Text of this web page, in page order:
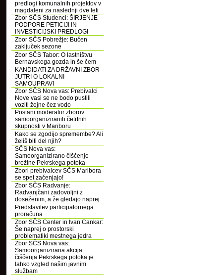
predlogi komunalnih projektov v
magdaleni za naslednji dve leti
Zbor SČS Studenci: ŠIRJENJE
PODPORE PETICIJI IN
INVESTICIJSKI PREDLOGI
Zbor SČS Pobrežje: Bučen
zaključek sezone
Zbor SČS Tabor: O lastništvu
Bernavskega gozda in še čem
KANDIDATI ZA DRŽAVNI ZBOR
JUTRI O LOKALNI
SAMOUPRAVI
Zbor SČS Nova vas: Prebivalci
Nove vasi se ne bodo pustili
voziti žejne čez vodo
Postani moderator zborov
samoorganiziranih četrtnih
skupnosti v Mariboru
Kako se zgodijo spremembe? Ali
želiš biti del njih?
SČS Nova vas:
Samoorganizirano čiščenje
brežine Pekrskega potoka
Zbori prebivalcev SČS Maribora
se spet začenjajo!
Zbor SČS Radvanje:
Radvanjčani zadovoljni z
doseženim, a že gledajo naprej
Predstavitev participatornega
proračuna
Zbor SČS Center in Ivan Cankar:
Še naprej o prostorski
problematiki mestnega jedra
Zbor SČS Nova vas:
Samoorganizirana akcija
čiščenja Pekrskega potoka je
lahko vzgled našim javnim
službam